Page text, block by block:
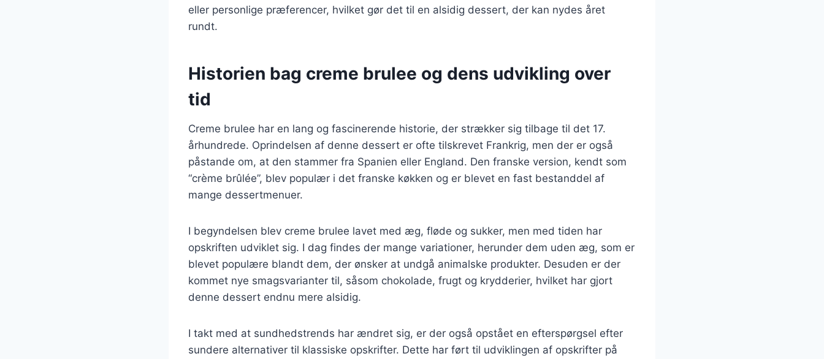
eller personlige præferencer, hvilket gør det til en alsidig dessert, der kan nydes året
rundt.
Historien bag creme brulee og dens udvikling over
tid
Creme brulee har en lang og fascinerende historie, der strækker sig tilbage til det 17.
århundrede. Oprindelsen af denne dessert er ofte tilskrevet Frankrig, men der er også
påstande om, at den stammer fra Spanien eller England. Den franske version, kendt som
“crème brûlée”, blev populær i det franske køkken og er blevet en fast bestanddel af
mange dessertmenuer.
I begyndelsen blev creme brulee lavet med æg, fløde og sukker, men med tiden har
opskriften udviklet sig. I dag findes der mange variationer, herunder dem uden æg, som er
blevet populære blandt dem, der ønsker at undgå animalske produkter. Desuden er der
kommet nye smagsvarianter til, såsom chokolade, frugt og krydderier, hvilket har gjort
denne dessert endnu mere alsidig.
I takt med at sundhedstrends har ændret sig, er der også opstået en efterspørgsel efter
sundere alternativer til klassiske opskrifter. Dette har ført til udviklingen af opskrifter på